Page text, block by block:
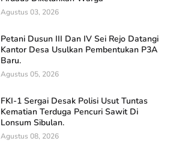
Agustus 03, 2026
Petani Dusun III Dan IV Sei Rejo Datangi
Kantor Desa Usulkan Pembentukan P3A
Baru.
Agustus 05, 2026
FKI-1 Sergai Desak Polisi Usut Tuntas
Kematian Terduga Pencuri Sawit Di
Lonsum Sibulan.
Agustus 08, 2026